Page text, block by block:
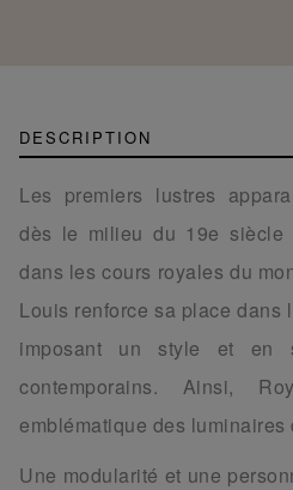
DESCRIPTION
Les premiers lustres
dès le milieu du 19e siècle
dans les cours royales du
Louis renforce sa place dans
imposant un style et en
contemporains. Ainsi,
emblématique des luminaires
Une modularité et une